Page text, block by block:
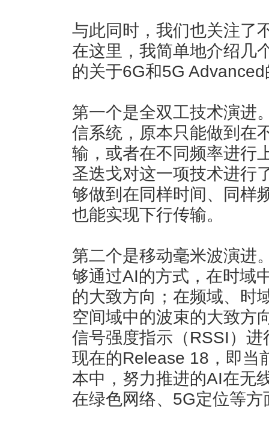
与此同时，我们也关注了
在这里，我简单地介绍几
的关于6G和5G
第一个是全双工技术演进
信系统，原本只能做到在
输，或者在不同频率进行
圣迭戈对这一项技术进行
够做到在同样时间、同样
也能实现下行传输。
第二个是移动毫米波演进
够通过AI的方式，在时域
的大致方向；在频域、时
空间域中的波束的大致方
信号强度指示（RSSI）
现在的Release 18，即当
本中，努力推进的AI在无
在绿色网络、5G定位等